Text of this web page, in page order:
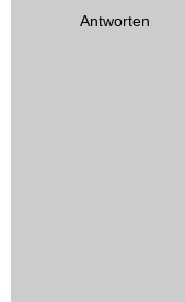
Antworten